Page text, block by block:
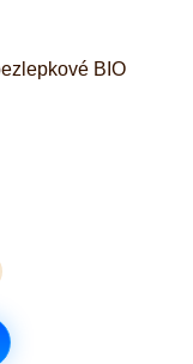
BIO
je 5 z 5